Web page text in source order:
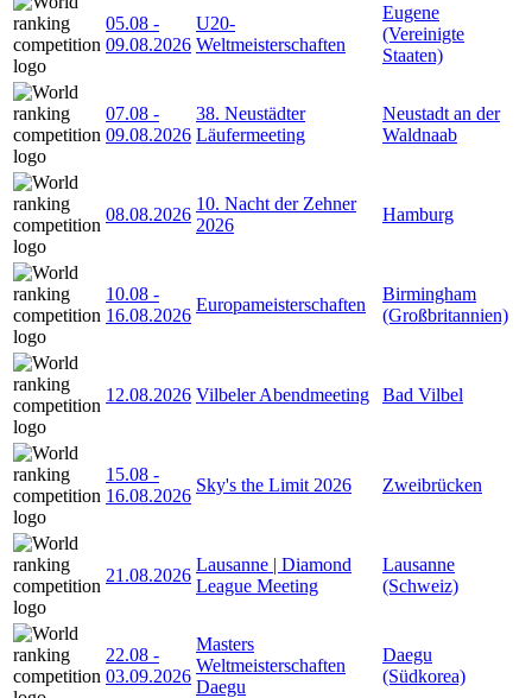
05.08 -
09.08.2026
U20-
Weltmeisterschaften
Eugene
(Vereinigte
Staaten)
07.08 -
09.08.2026
38. Neustädter
Läufermeeting
Neustadt an der
Waldnaab
08.08.2026
10. Nacht der Zehner
2026
Hamburg
10.08 -
16.08.2026
Europameisterschaften
Birmingham
(Großbritannien)
12.08.2026 Vilbeler Abendmeeting Bad Vilbel
15.08 -
16.08.2026
Sky's the Limit 2026 Zweibrücken
21.08.2026
Lausanne | Diamond
League Meeting
Lausanne
(Schweiz)
22.08 -
03.09.2026
Masters
Weltmeisterschaften
Daegu
Daegu
(Südkorea)